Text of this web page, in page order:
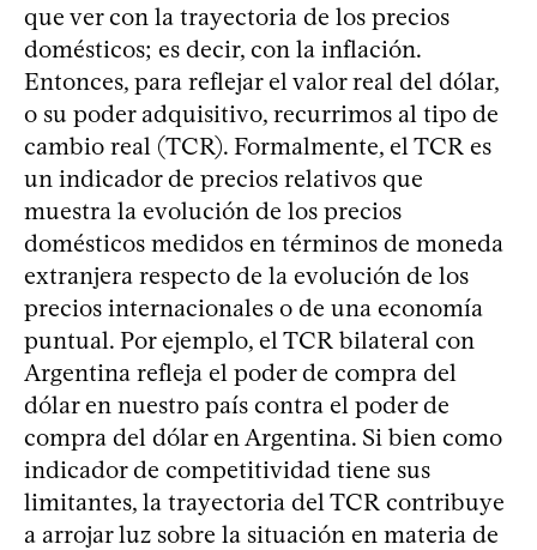
que ver con la trayectoria de los precios
domésticos; es decir, con la inflación.
Entonces, para reflejar el valor real del dólar,
o su poder adquisitivo, recurrimos al tipo de
cambio real (TCR). Formalmente, el TCR es
un indicador de precios relativos que
muestra la evolución de los precios
domésticos medidos en términos de moneda
extranjera respecto de la evolución de los
precios internacionales o de una economía
puntual. Por ejemplo, el TCR bilateral con
Argentina refleja el poder de compra del
dólar en nuestro país contra el poder de
compra del dólar en Argentina. Si bien como
indicador de competitividad tiene sus
limitantes, la trayectoria del TCR contribuye
a arrojar luz sobre la situación en materia de